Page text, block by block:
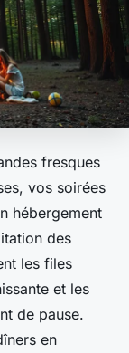
fresques
vos soirées
hébergement
des
les files
et les
de pause.
en